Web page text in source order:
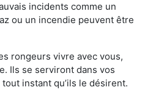
incidents comme un
ou un incendie peuvent être
rongeurs vivre avec vous,
Ils se serviront dans vos
instant qu’ils le désirent.